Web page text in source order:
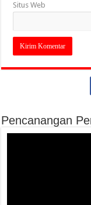
Situs Web
Pencanangan